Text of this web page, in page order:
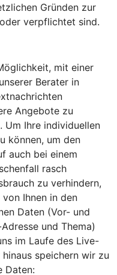
Gründen zur
verpflichtet sind.
mit einer
Berater in
Angebote zu
Um Ihre individuellen
können, um den
auch bei einem
rasch
zu verhindern,
Ihnen in den
Daten (Vor- und
und Thema)
im Laufe des Live-
speichern wir zu
Daten: